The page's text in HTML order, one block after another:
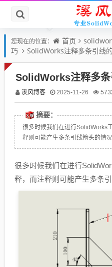
您现在的位置： 首页
巧
SolidWorks注释多条引线
SolidWorks注释多
溪风博客 2025-11-26
摘要：
很多时候我们在进行SolidWorks
释则可能产生多条引线箭头的情
很多时候我们在进行
释，而注释则可能产生多条